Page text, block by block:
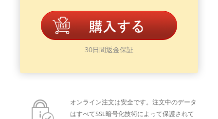
30日間返金保証
オンライン注文は安全です。注文中のデータ
はすべてSSL暗号化技術によって保護されて